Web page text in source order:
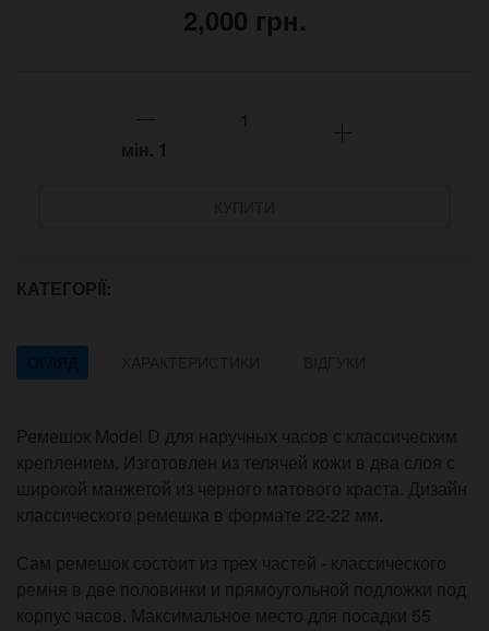
2,000 грн.
мін. 1
КАТЕГОРІЇ:
ОГЛЯД
Ремешок Model D для наручных часов с классическим
креплением. Изготовлен из телячей кожи в два слоя с
широкой манжетой из черного матового краста. Дизайн
классического ремешка в формате 22-22 мм.
Сам ремешок состоит из трех частей - классического
ремня в две половинки и прямоугольной подложки под
корпус часов. Максимальное место для посадки 55